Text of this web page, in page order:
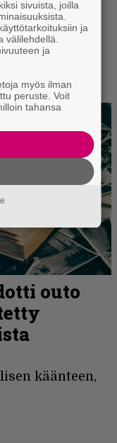
sivuista, joilla
ja
välilehdellä.
ja
myös ilman
peruste. Voit
tahansa